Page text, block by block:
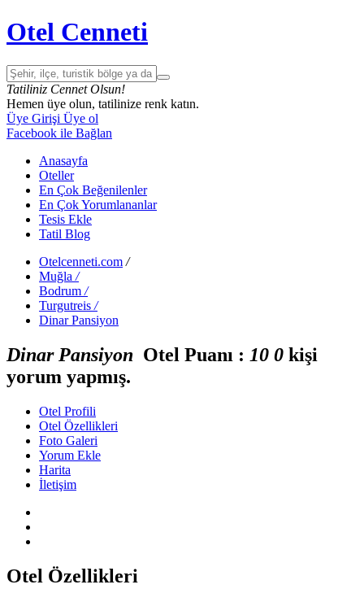
Otel Cenneti
Tatiliniz Cennet Olsun!
Hemen üye olun, tatilinize renk katın.
Üye Girişi Üye ol
Facebook ile Bağlan
Anasayfa
Oteller
En Çok Beğenilenler
En Çok Yorumlananlar
Tesis Ekle
Tatil Blog
Otelcenneti.com /
Muğla /
Bodrum /
Turgutreis /
Dinar Pansiyon
Dinar Pansiyon Otel Puanı : 10 0 kişi
yorum yapmış.
Otel Profili
Otel Özellikleri
Foto Galeri
Yorum Ekle
Harita
İletişim
Otel Özellikleri